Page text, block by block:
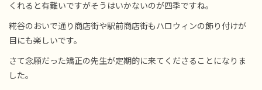
くれると有難いですがそうはいかないのが四季ですね。
糀谷のおいで通り商店街や駅前商店街もハロウィンの飾り付けが
目にも楽しいです。
さて念願だった矯正の先生が定期的に来てくださることになりま
した。